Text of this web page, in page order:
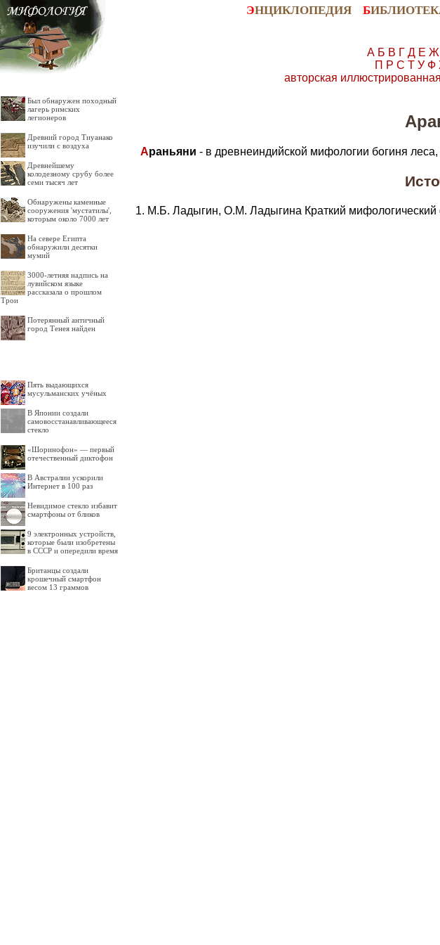
ЭНЦИКЛОПЕДИЯ Б
Был обнаружен походный
лагерь римских
легионеров
Древний город Тиуанако
изучили с воздуха
Древнейшему
колодезному срубу более
семи тысяч лет
Обнаружены каменные
сооружения 'мустатилы',
которым около 7000 лет
На севере Египта
обнаружили десятки
мумий
3000-летняя надпись на
лувийском языке
рассказала о прошлом
Трои
Потерянный античный
город Тенея найден
Пять выдающихся
мусульманских учёных
В Японии создали
самовосстанавливающееся
стекло
«Шоринофон» — первый
отечественный диктофон
В Австралии ускорили
Интернет в 100 раз
Невидимое стекло избавит
смартфоны от бликов
9 электронных устройств,
которые были изобретены
в СССР и опередили время
Британцы создали
крошечный смартфон
весом 13 граммов
А Б В Г Д Е Ж
П Р С Т У Ф
авторская
Араньяни - в древнеиндийской мифологии богиня
М.Б. Ладыгин, О.М. Ладыгина Краткий